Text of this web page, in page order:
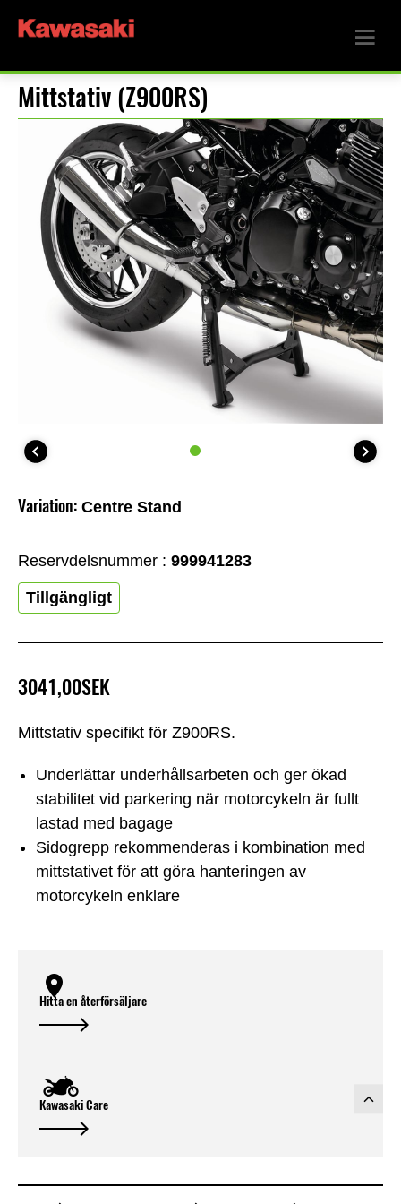
Mittstativ (Z900RS)
Mittstativ specifikt för Z900RS.
Underlättar underhållsarbeten och ger ökad
stabilitet vid parkering när motorcykeln är fullt
lastad med bagage
Sidogrepp rekommenderas i kombination med
mittstativet för att göra hanteringen av
motorcykeln enklare
3041,00SEK
Variation: Centre Stand
Reservdelsnummer : 999941283
Tillgängligt
Hitta en återförsäljare
Kawasaki Care